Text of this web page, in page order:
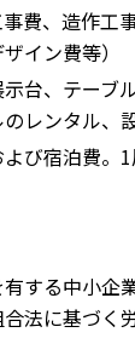
費、造作工
イン費等）
台、テーブ
レンタル、
び宿泊費。
する中小企
法に基づく